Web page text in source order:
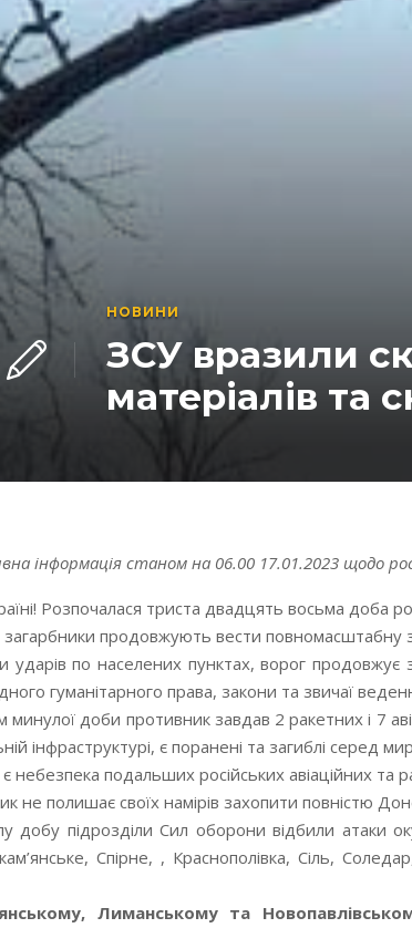
НОВИНИ
ЗСУ вразили
матеріалів та
інформація станом на 06.00 17.01.2023 щодо
Розпочалася триста двадцять восьма доба
загарбники продовжують вести
ударів по населених пунктах, ворог
гуманітарного права, закони та звичаї
минулої доби противник завдав 2 ракетних і 7
інфраструктурі, є поранені та загиблі серед
небезпека подальших російських авіаційних та
не полишає своїх намірів захопити повністю
добу підрозділи Сил оборони відбили атаки
Спірне, , Краснополівка, Сіль,
Лиманському та